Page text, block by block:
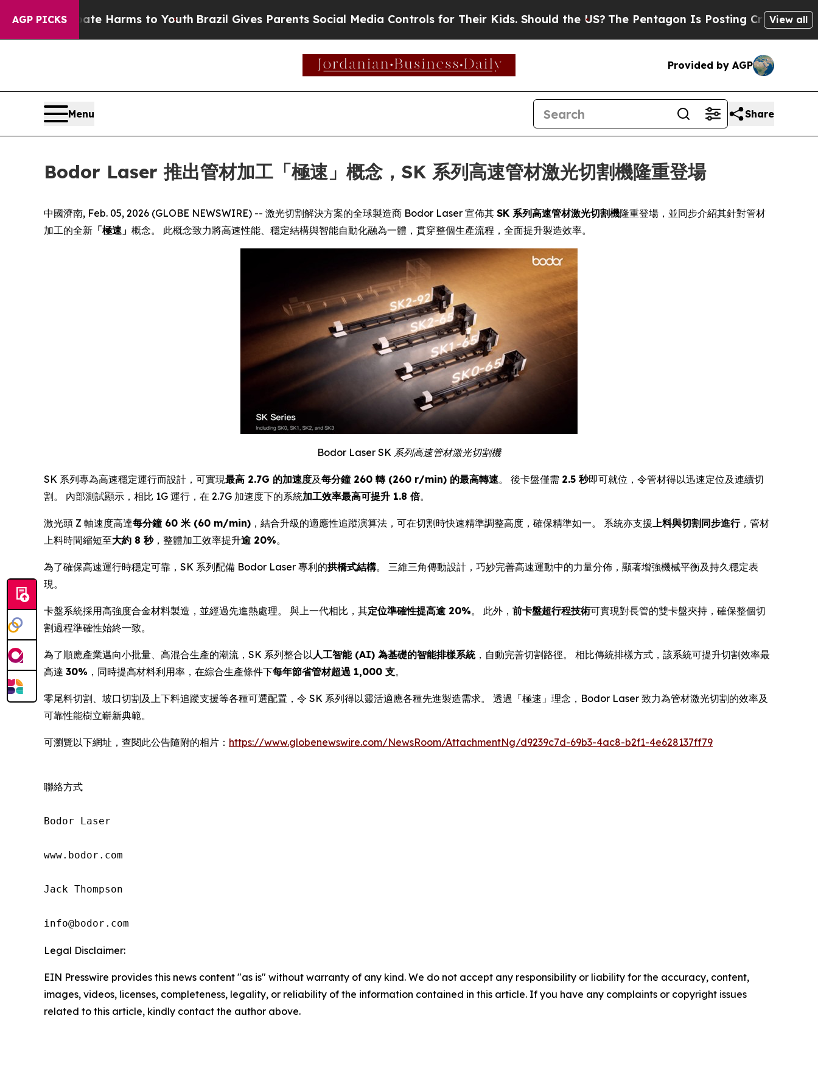
AGP PICKS
to Abate Harms to YouthBrazil Gives Parents Social Media Controls for Their Kids. Should the US? The Pentagon Is Posting Cryptic BiblicalView all
Provided by AGP
Menu Share
Bodor Laser 推出管材加工「極速」概念，SK 系列高速管材激光切割機隆重登場
中國濟南, Feb. 05, 2026 (GLOBE NEWSWIRE) -- 激光切割解決方案的全球製造商 Bodor Laser 宣佈其 SK 系列高速管材激光切割機隆重登場，並同步介紹其針對管材
加工的全新 「極速」 概念。 此概念致力將高速性能、穩定結構與智能自動化融為一體，貫穿整個生產流程，全面提升製造效率。
Bodor Laser SK 系列高速管材激光切割機
SK 系列專為高速穩定運行而設計，可實現最高 2.7G 的加速度及每分鐘 260 轉 (260 r/min) 的最高轉速。 後卡盤僅需 2.5 秒即可就位，令管材得以迅速定位及連續切
割。 內部測試顯示，相比 1G 運行，在 2.7G 加速度下的系統加工效率最高可提升 1.8 倍。
激光頭 Z 軸速度高達每分鐘 60 米 (60 m/min) ，結合升級的適應性追蹤演算法，可在切割時快速精準調整高度，確保精準如一。 系統亦支援上料與切割同步進行，管材
上料時間縮短至大約 8 秒，整體加工效率提升逾 20%。
為了確保高速運行時穩定可靠，SK 系列配備 Bodor Laser 專利的拱橋式結構。 三維三角傳動設計，巧妙完善高速運動中的力量分佈，顯著增強機械平衡及持久穩定表
現。
卡盤系統採用高強度合金材料製造，並經過先進熱處理。 與上一代相比，其定位準確性提高逾 20%。 此外， 前卡盤超行程技術可實現對長管的雙卡盤夾持，確保整個切
割過程準確性始終一致。
為了順應產業邁向小批量、高混合生產的潮流，SK 系列整合以人工智能 (AI) 為基礎的智能排樣系統，自動完善切割路徑。 相比傳統排樣方式，該系統可提升切割效率最
高達 30% ，同時提高材料利用率，在綜合生產條件下每年節省管材超過 1,000 支。
零尾料切割、坡口切割及上下料追蹤支援等各種可選配置，令 SK 系列得以靈活適應各種先進製造需求。 透過「極速」理念，Bodor Laser 致力為管材激光切割的效率及
可靠性能樹立嶄新典範。
可瀏覽以下網址，查閱此公告隨附的相片： https://www.globenewswire.com/NewsRoom/AttachmentNg/d9239c7d-69b3-4ac8-b2f1-4e628137ff79
聯絡方式
Bodor Laser
www.bodor.com
Jack Thompson
info@bodor.com
Legal Disclaimer:
EIN Presswire provides this news content "as is" without warranty of any kind. We do not accept any responsibility or liability for the accuracy, content,
images, videos, licenses, completeness, legality, or reliability of the information contained in this article. If you have any complaints or copyright issues
related to this article, kindly contact the author above.